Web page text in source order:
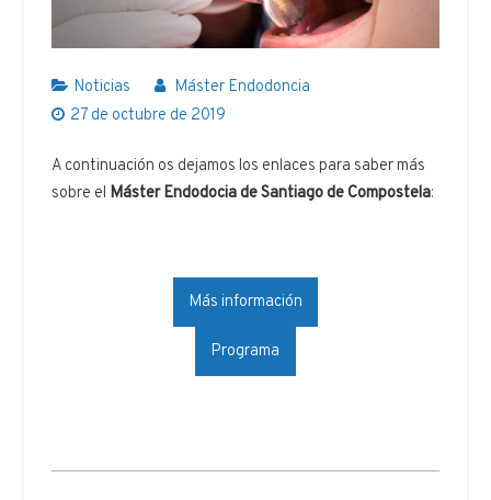
Noticias
Máster Endodoncia
27 de octubre de 2019
A continuación os dejamos los enlaces para saber más
sobre el Máster Endodocia de Santiago de Compostela:
Más información
Programa